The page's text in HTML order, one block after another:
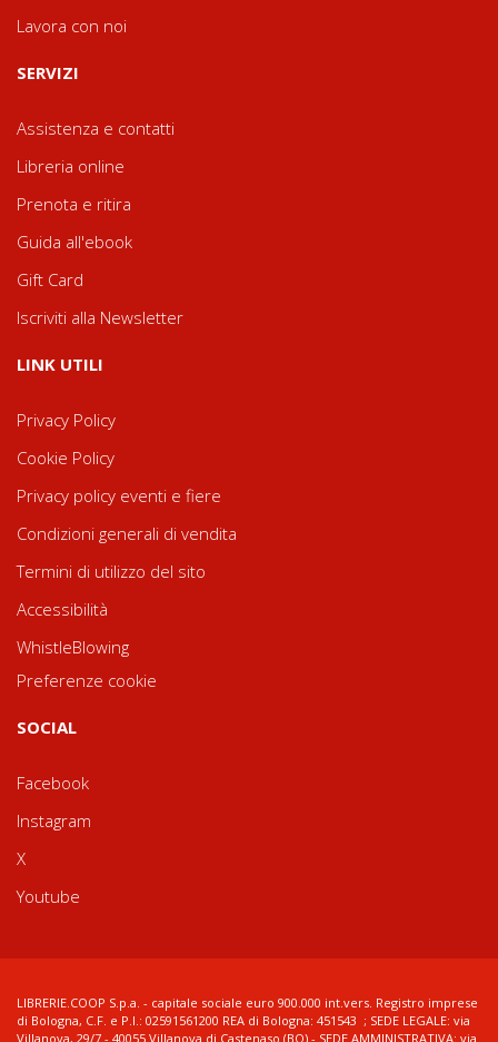
Lavora con noi
SERVIZI
Assistenza e contatti
Libreria online
Prenota e ritira
Guida all'ebook
Gift Card
Iscriviti alla Newsletter
LINK UTILI
Privacy Policy
Cookie Policy
Privacy policy eventi e fiere
Condizioni generali di vendita
Termini di utilizzo del sito
Accessibilità
WhistleBlowing
Preferenze cookie
SOCIAL
Facebook
Instagram
X
Youtube
LIBRERIE.COOP S.p.a. - capitale sociale euro 900.000 int.vers. Registro imprese
di Bologna, C.F. e P.I.: 02591561200 REA di Bologna: 451543 ; SEDE LEGALE: via
Villanova, 29/7 - 40055 Villanova di Castenaso (BO) - SEDE AMMINISTRATIVA: via